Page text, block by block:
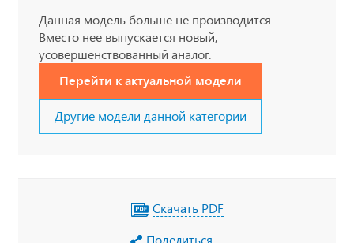
Данная модель больше не производится.
Вместо нее выпускается новый,
усовершенствованный аналог.
Перейти к актуальной модели
Другие модели данной категории
Скачать PDF
Поделиться